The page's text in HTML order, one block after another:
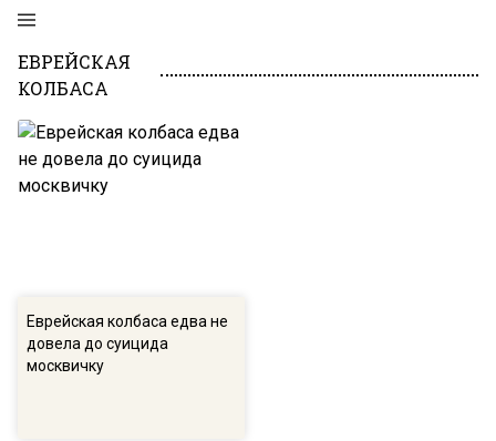
ЕВРЕЙСКАЯ
КОЛБАСА
Еврейская колбаса едва не
довела до суицида
москвичку